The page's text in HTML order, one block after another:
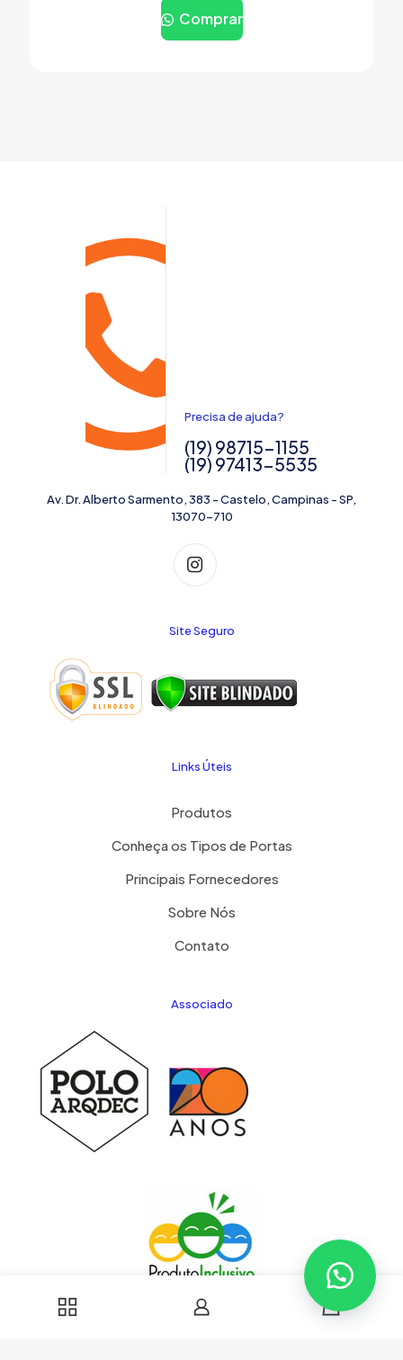
Comprar
Precisa de ajuda?
(19) 98715-1155
(19) 97413-5535
Av. Dr. Alberto Sarmento, 383 - Castelo, Campinas - SP,
13070-710
Site Seguro
Links Úteis
Produtos
Conheça os Tipos de Portas
Principais Fornecedores
Sobre Nós
Contato
Associado